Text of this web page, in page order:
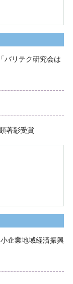
バリテク研究会は
著彰受賞
企業地域経済振興